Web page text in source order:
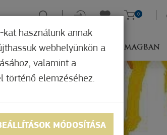
MERRE, MIVEL CSOMAGBAN
0
kat használunk annak
webhelyünkön a
valamint a
történő elemzéséhez.
MÓDOSÍTÁSA